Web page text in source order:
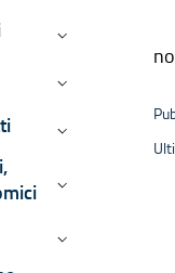
Attività e
Provvedimenti
Bandi di gara e
Sovvenzioni,
Bilanci